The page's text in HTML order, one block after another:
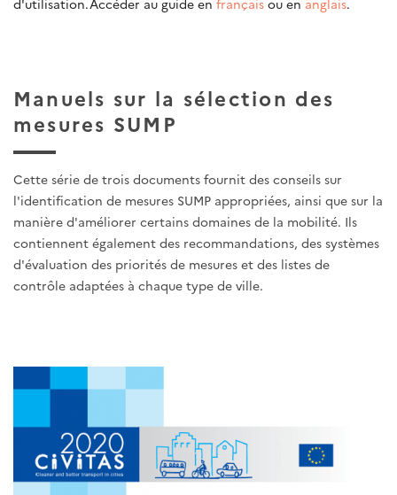
Manuels sur la sélection des
mesures SUMP
Cette série de trois documents fournit des conseils sur
l'identification de mesures SUMP appropriées, ainsi que sur la
manière d'améliorer certains domaines de la mobilité. Ils
contiennent également des recommandations, des systèmes
d'évaluation des priorités de mesures et des listes de
contrôle adaptées à chaque type de ville.